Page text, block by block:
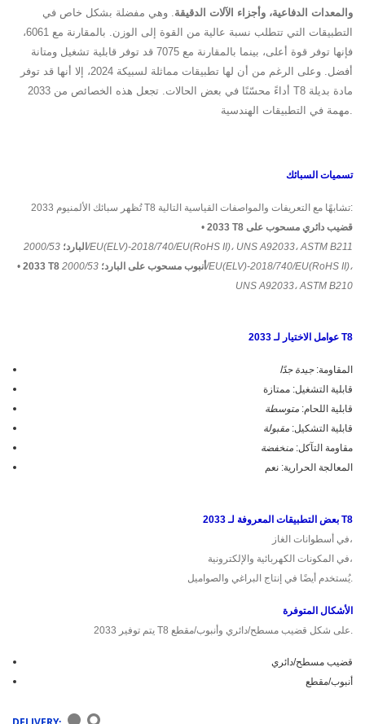
والمعدات الدفاعية، وأجزاء الآلات الدقيقة . وهي مفضلة بشكل خاص في
التطبيقات التي تتطلب نسبة عالية من القوة إلى الوزن. بالمقارنة مع 6061،
فإنها توفر قوة أعلى، بينما بالمقارنة مع 7075 قد توفر قابلية تشغيل ومتانة
أفضل. وعلى الرغم من أن لها تطبيقات مماثلة لسبيكة 2024، إلا أنها قد توفر
أداءً محسّنًا في بعض الحالات. تجعل هذه الخصائص من 2033 T8 مادة بديلة
تسميات السبائك
تُظهر سبائك الألمنيوم 2033 T8 تشابهًا مع التعريفات والمواصفات القياسية التالية:
• 2033 T8 قضيب دائري مسحوب على
البارد؛2000/53/EU(ELV)-2018/740/EU(RoHS II)، UNS A92033، ASTM B211
•
2033 T8 أنبوب مسحوب على البارد؛ 2000/53/EU(ELV)-2018/740/EU(RoHS II)،
UNS A92033، ASTM B210
عوامل الاختيار لـ 2033 T8
المقاومة:جيدة جدًا
قابلية التشغيل: ممتازة
قابلية اللحام: متوسطة
قابلية التشكيل: مقبولة
مقاومة التآكل: منخفضة
المعالجة الحرارية: نعم
بعض التطبيقات المعروفة لـ 2033 T8
في أسطوانات الغاز،
في المكونات الكهربائية والإلكترونية،
يُستخدم أيضًا في إنتاج البراغي والصواميل.
الأشكال المتوفرة
قضيب مسطح/دائري
أنبوب/مقطع